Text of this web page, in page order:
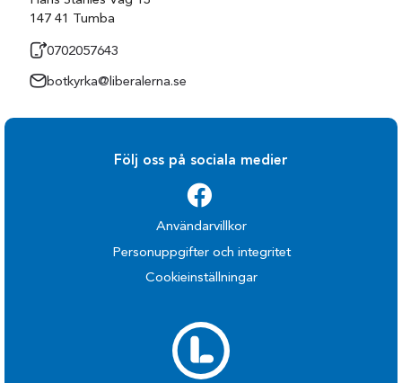
147 41 Tumba
0702057643
botkyrka@liberalerna.se
Följ oss på sociala medier
Användarvillkor
Personuppgifter och integritet
Cookieinställningar